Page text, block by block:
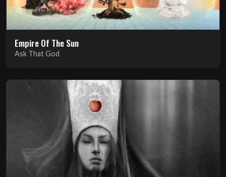
Empire Of The Sun
Ask That God